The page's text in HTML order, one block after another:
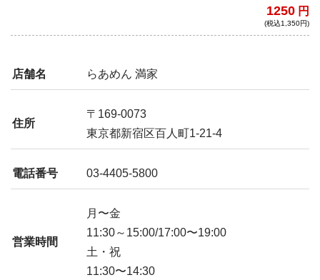
ーはボリューム満点でスープの中で圧倒的
な存在感を放つ。満足感抜群の「満来系」
味わい！それでいて満足感抜群の「満来
1250 円
(税込1,350円)
店舗名 らあめん 満家
住所
〒169-0073
東京都新宿区百人町1-21-4
電話番号 03-4405-5800
営業時間
月〜金
11:30～15:00/17:00〜19:00
土・祝
11:30〜14:30